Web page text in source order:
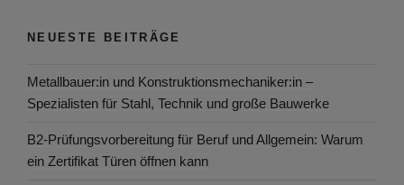
NEUESTE BEITRÄGE
Metallbauer:in und Konstruktionsmechaniker:in –
Spezialisten für Stahl, Technik und große Bauwerke
B2-Prüfungsvorbereitung für Beruf und Allgemein: Warum
ein Zertifikat Türen öffnen kann